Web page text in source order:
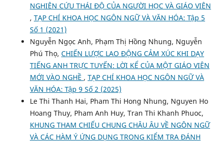
NGHIÊN CỨU THÁI ĐỘ CỦA NGƯỜI HỌC VÀ GIÁO VIÊN
, TẠP CHÍ KHOA HỌC NGÔN NGỮ VÀ VĂN HÓA: Tập 5
Số 1 (2021)
Nguyễn Ngọc Anh, Phạm Thị Hồng Nhung, Nguyễn
Phú Thọ, CHIẾN LƯỢC LAO ĐỘNG CẢM XÚC KHI DẠY
TIẾNG ANH TRỰC TUYẾN: LỜI KỂ CỦA MỘT GIÁO VIÊN
MỚI VÀO NGHỀ , TẠP CHÍ KHOA HỌC NGÔN NGỮ VÀ
VĂN HÓA: Tập 9 Số 2 (2025)
Le Thi Thanh Hai, Pham Thi Hong Nhung, Nguyen Ho
Hoang Thuy, Pham Anh Huy, Tran Thi Khanh Phuoc,
KHUNG THAM CHIẾU CHUNG CHÂU ÂU VỀ NGÔN NGỮ
VÀ CÁC HÀM Ý ỨNG DỤNG TRONG KIỂM TRA ĐÁNH